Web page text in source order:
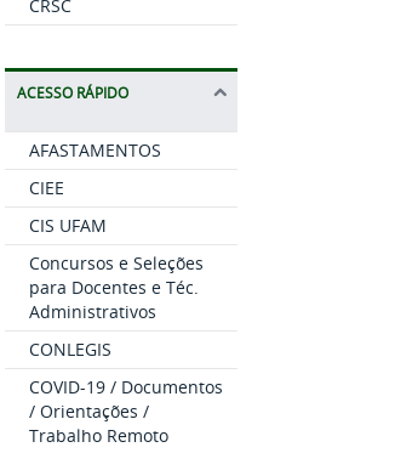
CRSC
ACESSO RÁPIDO
AFASTAMENTOS
CIEE
CIS UFAM
Concursos e Seleções
para Docentes e Téc.
Administrativos
CONLEGIS
COVID-19 / Documentos
/ Orientações /
Trabalho Remoto